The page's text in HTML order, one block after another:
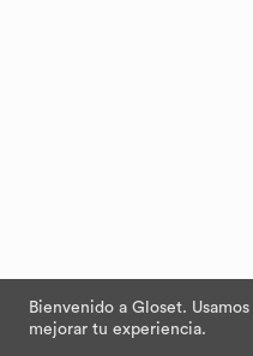
Bienvenido a Gloset. Usamos
mejorar tu experiencia.